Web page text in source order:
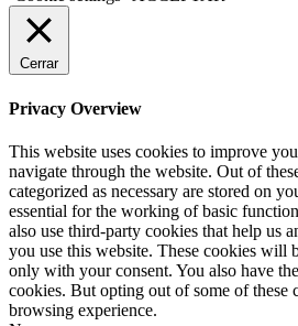
Cerrar
Privacy Overview
This website uses cookies to improve
navigate through the website. Out of
categorized as necessary are stored on
essential for the working of basic
also use third-party cookies that help us
you use this website. These cookies will
only with your consent. You also have
cookies. But opting out of some of these
browsing experience.